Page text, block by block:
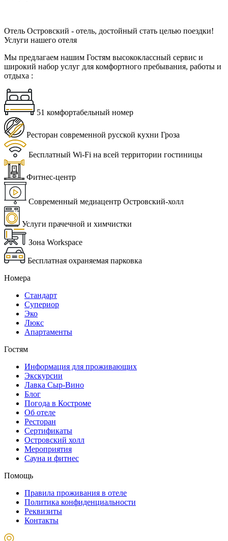
Отель Островский - отель, достойный стать целью поездки!
Услуги нашего отеля
Мы предлагаем нашим Гостям высококлассный сервис и
широкий набор услуг для комфортного пребывания, работы и
отдыха :
51 комфортабельный номер
Ресторан современной русской кухни Гроза
Бесплатный Wi-Fi на всей территории гостиницы
Фитнес-центр
Современный медиацентр Островский-холл
Услуги прачечной и химчистки
Зона Workspace
Бесплатная охраняемая парковка
Номера
Стандарт
Супериор
Эко
Люкс
Апартаменты
Гостям
Информация для проживающих
Экскурсии
Лавка Сыр-Вино
Блог
Погода в Костроме
Об отеле
Ресторан
Сертификаты
Островский холл
Мероприятия
Сауна и фитнес
Помощь
Правила проживания в отеле
Политика конфиденциальности
Реквизиты
Контакты